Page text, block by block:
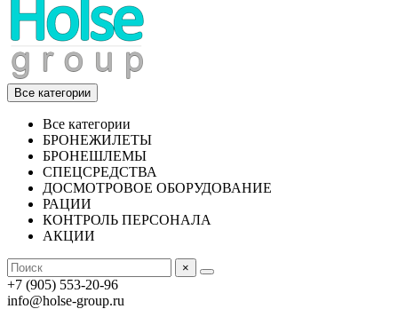
Все категории
Все категории
БРОНЕЖИЛЕТЫ
БРОНЕШЛЕМЫ
СПЕЦСРЕДСТВА
ДОСМОТРОВОЕ ОБОРУДОВАНИЕ
РАЦИИ
КОНТРОЛЬ ПЕРСОНАЛА
АКЦИИ
×
+7 (905) 553-20-96
info@holse-group.ru